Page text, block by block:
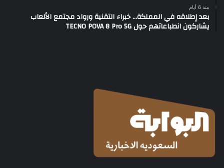
منذ 6 أيام
بعد إطلاقه في المملكة… خبراء التقنية ورواد مجتمع الألعاب
يشاركون انطباعاتهم حول TECNO POVA 8 Pro 5G